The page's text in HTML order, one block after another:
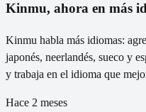
Kinmu, ahora en más
Kinmu habla más idiomas:
japonés, neerlandés, sueco y
y trabaja en el idioma que
Hace 2 meses